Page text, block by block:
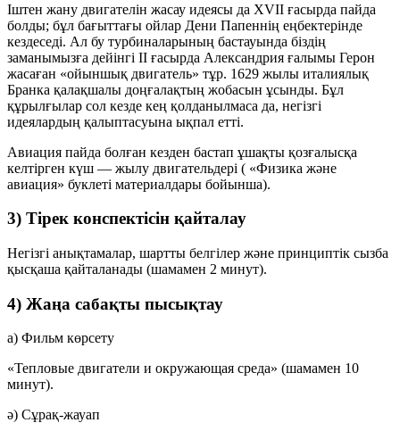
Іштен жану двигателін жасау идеясы да XVII ғасырда пайда
болды; бұл бағыттағы ойлар Дени Папеннің еңбектерінде
кездеседі. Ал бу турбиналарының бастауында біздің
заманымызға дейінгі II ғасырда Александрия ғалымы Герон
жасаған «ойыншық двигатель» тұр. 1629 жылы италиялық
Бранка қалақшалы доңғалақтың жобасын ұсынды. Бұл
құрылғылар сол кезде кең қолданылмаса да, негізгі
идеялардың қалыптасуына ықпал етті.
Авиация пайда болған кезден бастап ұшақты қозғалысқа
келтірген күш — жылу двигательдері ( «Физика және
авиация» буклеті материалдары бойынша).
3) Тірек конспектісін қайталау
Негізгі анықтамалар, шартты белгілер және принциптік сызба
қысқаша қайталанады (шамамен 2 минут).
4) Жаңа сабақты пысықтау
а) Фильм көрсету
«Тепловые двигатели и окружающая среда» (шамамен 10
минут).
ә) Сұрақ-жауап